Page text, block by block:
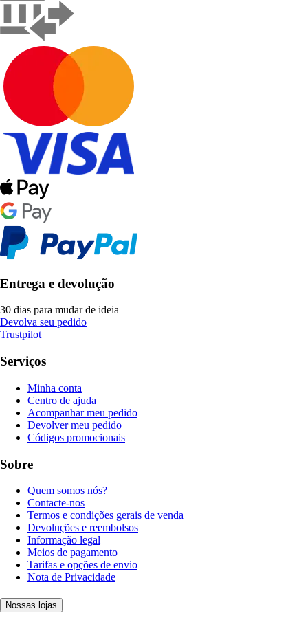
Entrega e devolução
30 dias para mudar de ideia
Devolva seu pedido
Trustpilot
Serviços
Minha conta
Centro de ajuda
Acompanhar meu pedido
Devolver meu pedido
Códigos promocionais
Sobre
Quem somos nós?
Contacte-nos
Termos e condições gerais de venda
Devoluções e reembolsos
Informação legal
Meios de pagamento
Tarifas e opções de envio
Nota de Privacidade
Nossas lojas